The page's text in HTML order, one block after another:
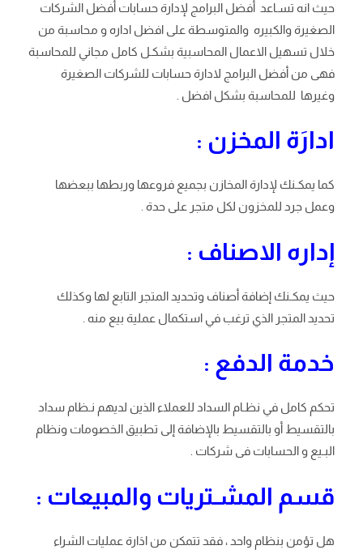
حيث انه تسـاعد أفضل البرامج لإدارة حسابات أفضل الشركات
الصغيرة والكبيره والمتوسطة على افضل اداره و محاسبة من
خلال تسهيل الاعمال المحاسبية بشكـل كامل مجاني للمحاسبة
فهى من أفضل البرامج لادارة حسابات للشركات الصغيرة
وغيرها للمحاسبة بشكل افضل .
ادارَة المخزن :
كما يمكـنك لإدارة المخازن بجميع فروعها وربطها ببعضها
وعمل جرد للمخزون لكل متجر على حدة .
إداره الاصناف :
حيث يمكـنك إضافة أصناف وتحديد المتجر التابع لها وكذلك
تحديد المتجر الذي ترغب في استكمال عملية بيع منه .
خدمة الدفع :
تحكم كامل في نظـام السداد للعملاء الذين لديهم نـظام سداد
بالتقسيط أو بالتقسيط بالإضافة إلى تطبيق الخصومات ونظام
البـيع و الحسابات فى شركات .
قسم المشـتريات والمبيعات :
هل تؤمن بنظام واحد ، فقد تتمكن من ادَارة عمليات الشراء